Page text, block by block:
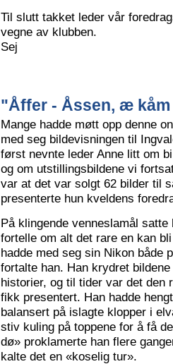
Til slutt takket leder vår
vegne av klubben.
Sej
"Åffer - Åssen, æ
Mange hadde møtt opp denne
med seg bildevisningen til
først nevnte leder Anne litt om
og om utstillingsbildene vi
var at det var solgt 62 bilder til
presenterte hun kveldens
På klingende venneslamål
fortelle om alt det rare en kan
hadde med seg sin Nikon både
fortalte han. Han krydret
historier, og til tider var det den
fikk presentert. Han hadde
balansert på islagte klopper i
stiv kuling på toppene for å få
dø» proklamerte han flere
kalte det en «koselig tur».